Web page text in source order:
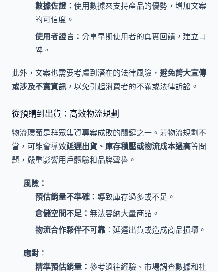
數據佐證： 使用數據來支持產品的優勢，增加文案
的可信度。
使用者證言： 分享早期使用者的真實回饋，建立口
碑。
此外，文案也需要考慮到潛在的法律風險， 避免誇大宣傳
或涉及不實資訊 ，以免引起消費者的不滿或法律訴訟。
從預購到出貨：高效物流規劃
物流環節是群眾集資專案成敗的關鍵之一。若物流規劃不
當，可能會導致延遲出貨、庫存積壓或物流成本過高等問
題，嚴重影響用戶體驗和品牌聲譽。
風險：
預估銷量不準確： 導致庫存過多或不足。
倉儲空間不足： 無法容納大量商品。
物流合作夥伴不可靠： 延遲出貨或造成商品損壞。
應對：
精準預估銷量： 參考過往經驗、市場調查數據和社